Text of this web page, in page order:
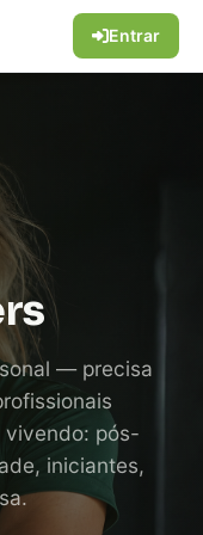
Entrar
— precisa
vivendo: pós-
iniciantes,